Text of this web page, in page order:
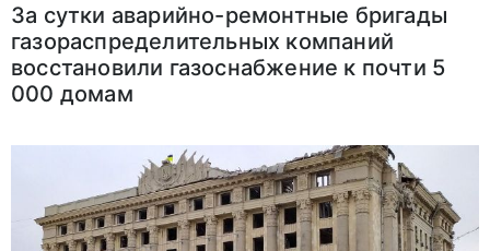
За сутки аварийно-ремонтные бригады
газораспределительных компаний
восстановили газоснабжение к почти 5
000 домам